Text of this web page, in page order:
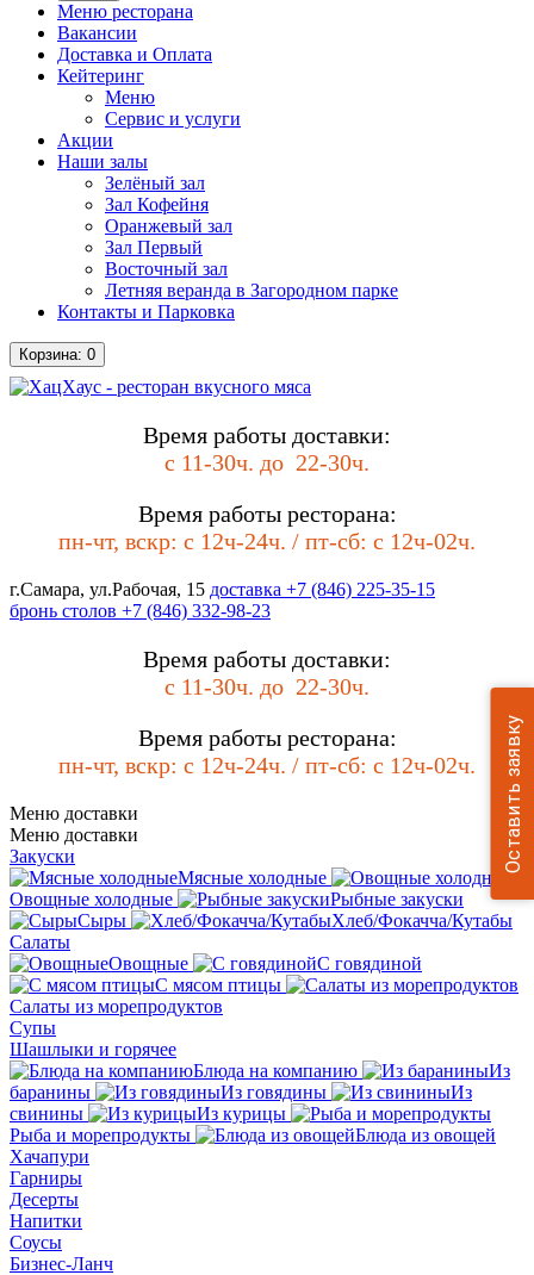
Меню ресторана
Вакансии
Доставка и Оплата
Кейтеринг
Меню
Сервис и услуги
Акции
Наши залы
Зелёный зал
Зал Кофейня
Оранжевый зал
Зал Первый
Восточный зал
Летняя веранда в Загородном парке
Контакты и Парковка
Корзина: 0
Время работы доставки:
с 11-30ч. до 22-30ч.
Время работы ресторана:
пн-чт, вскр: с 12ч-24ч. / пт-сб: с 12ч-02ч.
г.Самара, ул.Рабочая, 15 доставка +7 (846) 225-35-15
бронь столов +7 (846) 332-98-23
Время работы доставки:
с 11-30ч. до 22-30ч.
Время работы ресторана:
пн-чт, вскр: с 12ч-24ч. / пт-сб: с 12ч-02ч.
Меню доставки
Меню доставки
Закуски
Мясные холодные
Овощные холодные
Рыбные закуски
Сыры
Хлеб/Фокачча/Кутабы
Салаты
Овощные
С говядиной
С мясом птицы
Салаты из морепродуктов
Супы
Шашлыки и горячее
Блюда на компанию
Из
баранины
Из говядины
Из
свинины
Из курицы
Рыба и морепродукты
Блюда из овощей
Хачапури
Гарниры
Десерты
Напитки
Соусы
Бизнес-Ланч
Оставить заявку